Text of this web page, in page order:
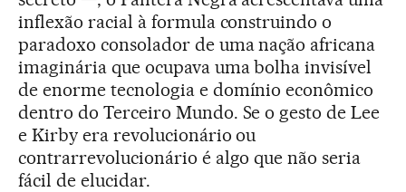
inflexão racial à formula construindo o
paradoxo consolador de uma nação africana
imaginária que ocupava uma bolha invisível
de enorme tecnologia e domínio econômico
dentro do Terceiro Mundo. Se o gesto de Lee
e Kirby era revolucionário ou
contrarrevolucionário é algo que não seria
fácil de elucidar.